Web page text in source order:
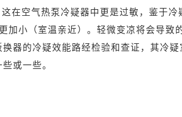
在空气热泵冷疑器中更是过敏，鉴于冷
加小（室温亲近）。轻微变凉将会导致
器的冷疑效能路经检验和查证，其冷疑
或一些。